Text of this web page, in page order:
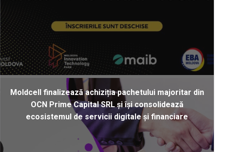
Moldcell finalizează achiziția pachetului majoritar din
OCN Prime Capital SRL și își consolidează
ecosistemul de servicii digitale și financiare